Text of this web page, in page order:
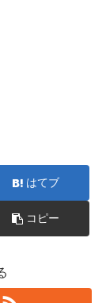
はてブ
コピー